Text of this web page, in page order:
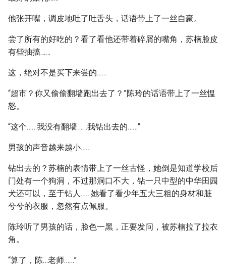
他张开嘴，调皮地吐了吐舌头，话语带上了一丝自豪。
尝了所有的好吃的？看了看他还带着碎屑的嘴角，苏楠脸皮
有些抽搐……
这，绝对不是买下来尝的……
“超市？你又偷偷翻墙跑出去了？”陈玲的话语带上了一丝愠
怒。
“这个……我没有翻墙……我钻出去的……”
男孩的声音越来越小……
钻出去的？苏楠的表情带上了一丝古怪，她倒是知道学校后
门处有一个狗洞，不过那洞口不大，钻一只中型的中华田园
犬还可以，至于钻人……她看了看少年五大三粗的身材和脏
兮兮的衣服，忽然有点佩服。
陈玲听了男孩的话，脸色一黑，正要发问，被苏楠拉了拉衣
角。
“算了，陈…老师……”